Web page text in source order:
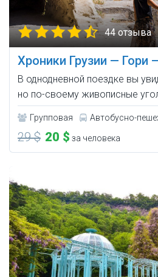
44 отзыва
Хроники Грузии — Гори
В однодневной поездке вы
но по-своему живописные
Групповая Автобусно-
29 $ 20 $ за человека